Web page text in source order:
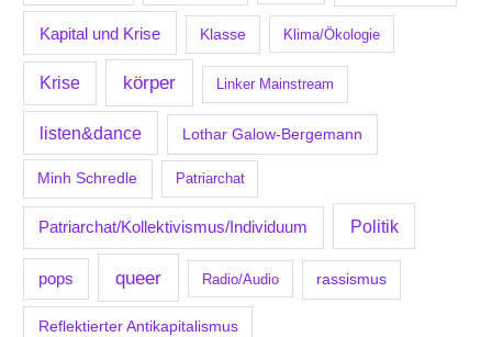
Kapital und Krise Klasse Klima/Ökologie
Krise körper Linker Mainstream
listen&dance Lothar Galow-Bergemann
Minh Schredle Patriarchat
Patriarchat/Kollektivismus/Individuum Politik
pops queer Radio/Audio rassismus
Reflektierter Antikapitalismus